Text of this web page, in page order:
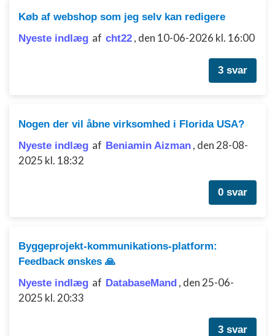
Køb af webshop som jeg selv kan redigere
Nyeste indlæg af cht22 , den 10-06-2026 kl. 16:00
3 svar
Nogen der vil åbne virksomhed i Florida USA?
Nyeste indlæg af Beniamin Aizman , den 28-08-
2025 kl. 18:32
0 svar
Byggeprojekt-kommunikations-platform:
Feedback ønskes 🙏
Nyeste indlæg af DatabaseMand , den 25-06-
2025 kl. 20:33
3 svar